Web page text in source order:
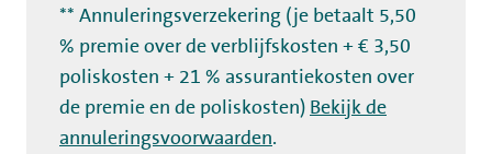
** Annuleringsverzekering (je betaalt 5,50
% premie over de verblijfskosten + € 3,50
poliskosten + 21 % assurantiekosten over
de premie en de poliskosten) Bekijk de
annuleringsvoorwaarden.